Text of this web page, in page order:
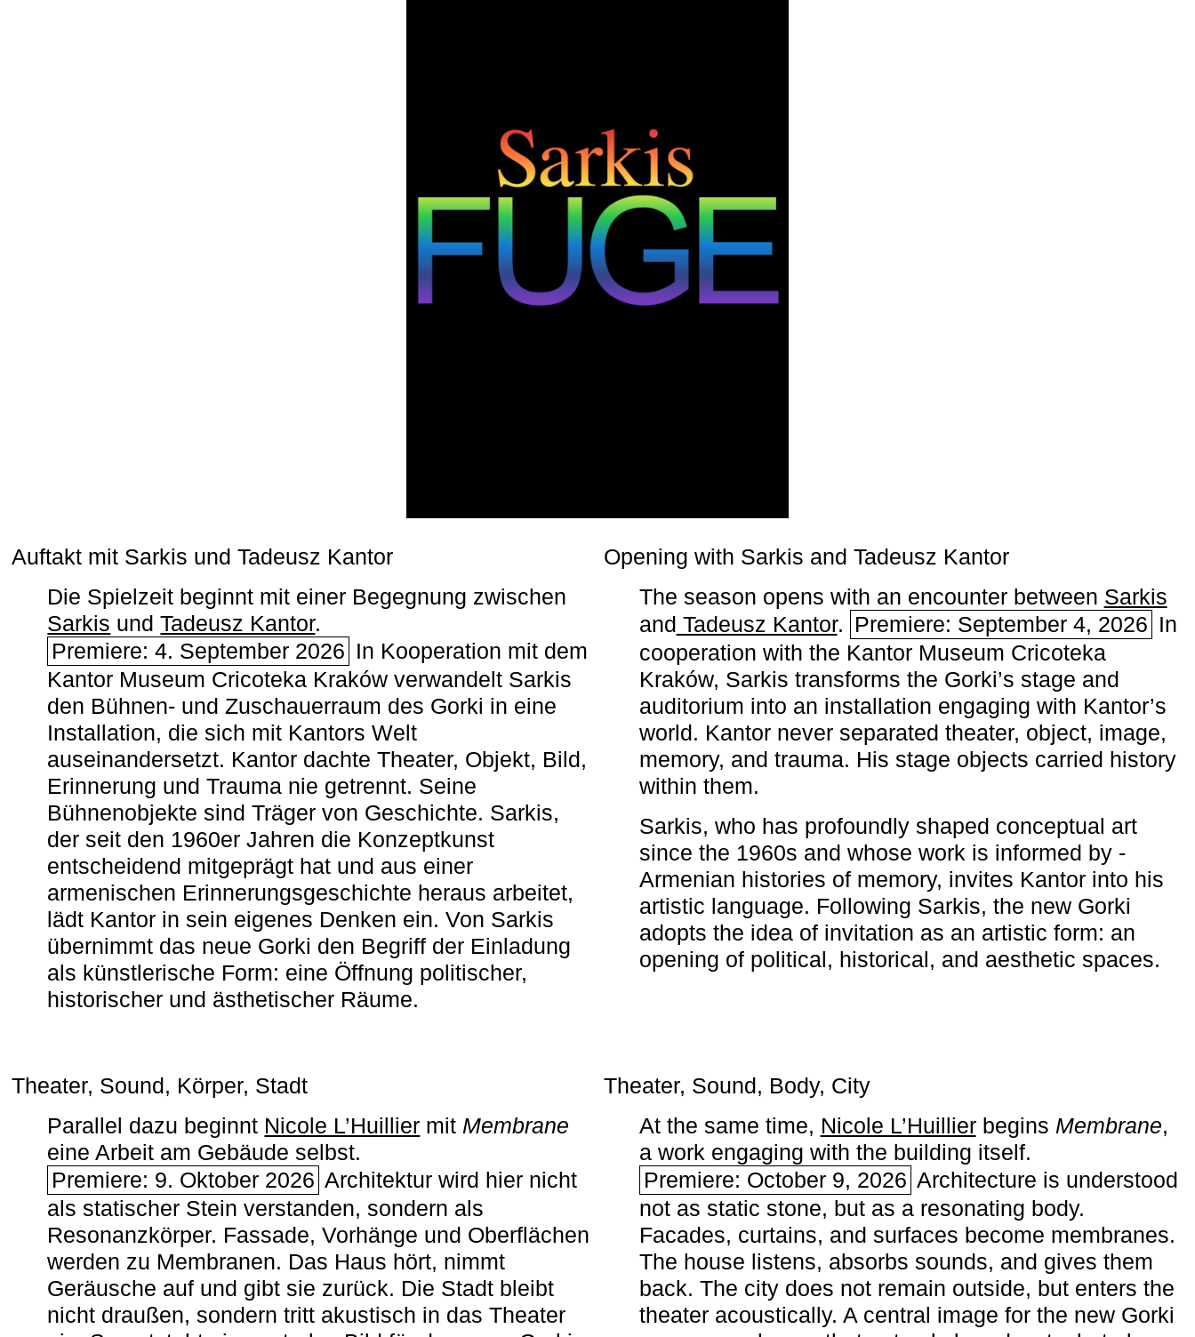
Auftakt mit Sarkis und Tadeusz Kantor
Die Spielzeit beginnt mit einer Begegnung zwischen
Sarkis undTadeusz Kantor.
Premiere: 4. September 2026 In Kooperation mit dem
Kantor Museum Cricoteka Kraków verwandelt Sarkis
den Bühnen- und Zuschauerraum des Gorki in eine
Installation, die sich mit Kantors Welt
auseinandersetzt. Kantor dachte Theater, Objekt, Bild,
Erinnerung und Trauma nie getrennt. Seine
Bühnenobjekte sind Träger von Geschichte. Sarkis,
der seit den 1960er Jahren die Konzeptkunst
entscheidend mitgeprägt hat und aus einer
armenischen ­Erinnerungsgeschichte heraus arbeitet,
lädt Kantor in sein eigenes Denken ein. Von Sarkis
übernimmt das neue Gorki den Begriff der Einladung
als künstlerische Form: eine Öffnung politischer,
historischer und ästhetischer Räume.
Opening with Sarkis and Tadeusz Kantor
The season opens with an encounter between Sarkis
and Tadeusz Kantor. Premiere: September 4, 2026 In
cooperation with the ­Kantor Museum Cricoteka
Kraków, Sarkis transforms the Gorki’s stage and
auditorium into an installation engaging with Kantor’s
world. Kantor never separated theater, object, image,
memory, and trauma. His stage objects carried history
within them.
Sarkis, who has profoundly shaped conceptual art
since the 1960s and whose work is informed by ­
Armenian histories of memory, invites Kantor into his
artistic language. Following Sarkis, the new Gorki
adopts the idea of invitation as an artistic form: an
opening of political, historical, and aesthetic spaces.
Theater, Sound, Körper, Stadt
Parallel dazu beginnt Nicole L’Huillier mit ­ Membrane
eine Arbeit am Gebäude selbst.
Premiere: 9. Oktober 2026 Architektur wird hier nicht
als statischer Stein verstanden, sondern als
Resonanzkörper. Fassade, Vorhänge und Oberflächen
werden zu Membranen. Das Haus hört, nimmt
Geräusche auf und gibt sie zurück. Die Stadt bleibt
nicht draußen, sondern tritt akustisch in das Theater
Theater, Sound, Body, City
At the same time, Nicole L’Huillierbegins ­ Membrane,
a work engaging with the building itself.
Premiere: October 9, 2026 Architecture is understood
not as static stone, but as a resonating body.
Facades, curtains, and surfaces become membranes.
The house listens, absorbs sounds, and gives them
back. The city does not remain outside, but enters the
theater acoustically. A central image for the new Gorki